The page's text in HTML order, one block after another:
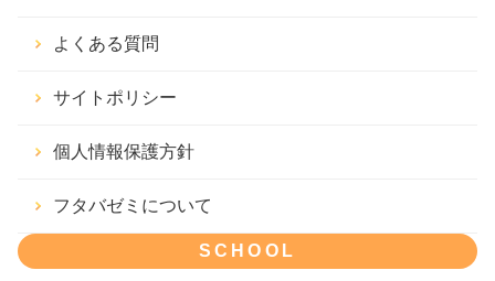
よくある質問
サイトポリシー
個人情報保護方針
フタバゼミについて
SCHOOL